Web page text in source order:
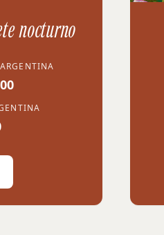
nocturno